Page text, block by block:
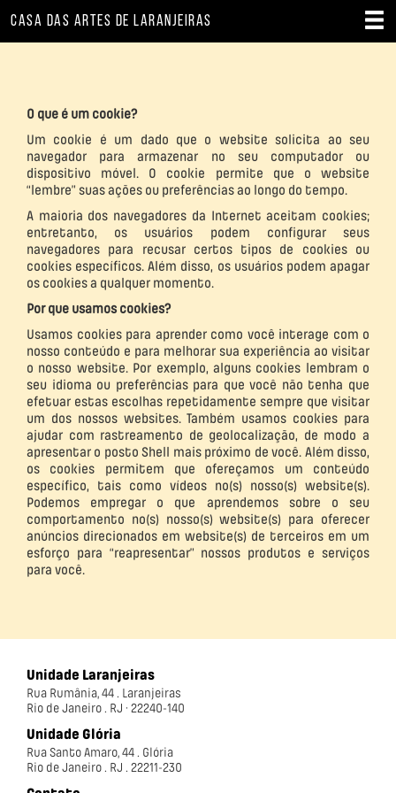
CASA DAS ARTES DE LARANJEIRAS
O que é um cookie?
Um cookie é um dado que o website solicita ao seu
navegador para armazenar no seu computador ou
dispositivo móvel. O cookie permite que o website
“lembre” suas ações ou preferências ao longo do tempo.
A maioria dos navegadores da Internet aceitam cookies;
entretanto, os usuários podem configurar seus
navegadores para recusar certos tipos de cookies ou
cookies específicos. Além disso, os usuários podem apagar
os cookies a qualquer momento.
Por que usamos cookies?
Usamos cookies para aprender como você interage com o
nosso conteúdo e para melhorar sua experiência ao visitar
o nosso website. Por exemplo, alguns cookies lembram o
seu idioma ou preferências para que você não tenha que
efetuar estas escolhas repetidamente sempre que visitar
um dos nossos websites. Também usamos cookies para
ajudar com rastreamento de geolocalização, de modo a
apresentar o posto Shell mais próximo de você. Além disso,
os cookies permitem que ofereçamos um conteúdo
específico, tais como vídeos no(s) nosso(s) website(s).
Podemos empregar o que aprendemos sobre o seu
comportamento no(s) nosso(s) website(s) para oferecer
anúncios direcionados em website(s) de terceiros em um
esforço para “reapresentar” nossos produtos e serviços
para você.
Unidade Laranjeiras
Rua Rumânia, 44 . Laranjeiras
Rio de Janeiro . RJ · 22240-140
Unidade Glória
Rua Santo Amaro, 44 . Glória
Rio de Janeiro . RJ . 22211-230